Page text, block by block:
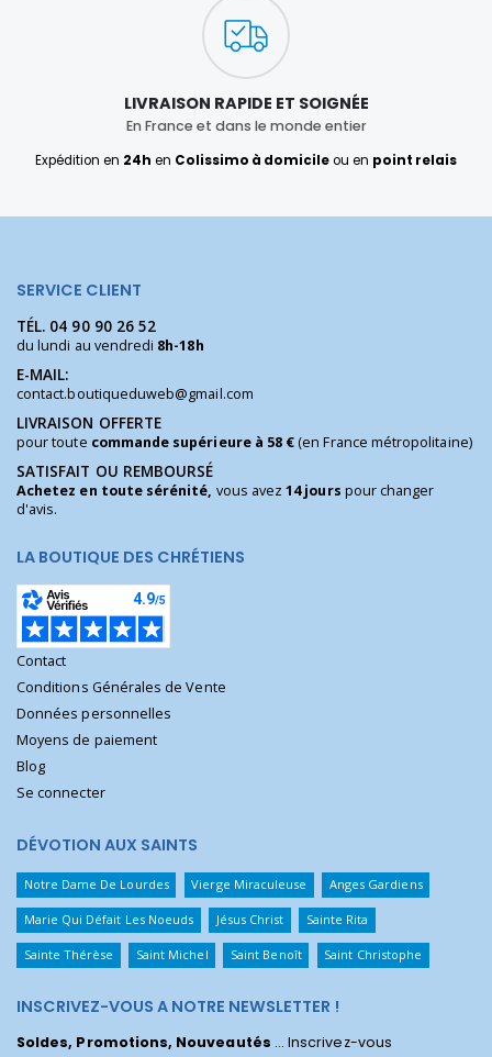
LIVRAISON RAPIDE ET SOIGNÉE
En France et dans le monde entier
Expédition en 24h en Colissimo à domicileou en point relais
SERVICE CLIENT
TÉL. 04 90 90 26 52
du lundi au vendredi 8h-18h
E-MAIL:
contact.boutiqueduweb@gmail.com
LIVRAISON OFFERTE
pour toute commande supérieure à 58 €(en France métropolitaine)
SATISFAIT OU REMBOURSÉ
Achetez en toute sérénité, vous avez14 jours pour changer
d'avis.
LA BOUTIQUE DES CHRÉTIENS
Contact
Conditions Générales de Vente
Données personnelles
Moyens de paiement
Blog
Se connecter
DÉVOTION AUX SAINTS
Notre Dame De Lourdes Vierge Miraculeuse Anges Gardiens
Marie Qui Défait Les Noeuds Jésus Christ Sainte Rita
Sainte Thérèse Saint Michel Saint Benoît Saint Christophe
INSCRIVEZ-VOUS A NOTRE NEWSLETTER !
Soldes, Promotions, Nouveautés ... Inscrivez-vous